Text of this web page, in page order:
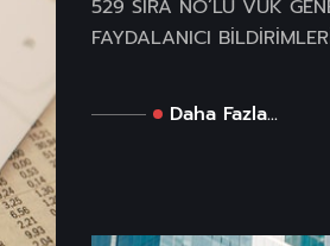
529 SIRA NO’LU VUK
FAYDALANICI
Daha Fazla...